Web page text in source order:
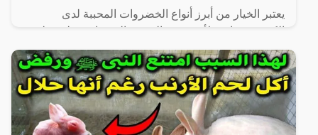
يعتبر الخيار من أبرز أنواع الخضروات المحببة لدى
الكثيرين، خاصة لأنه شبه خالي من السعرات وطعمه لذيذ
ومنعش، وله فوائد كثيرة لأنه غني بالفيتامينات والمعادن،
كما